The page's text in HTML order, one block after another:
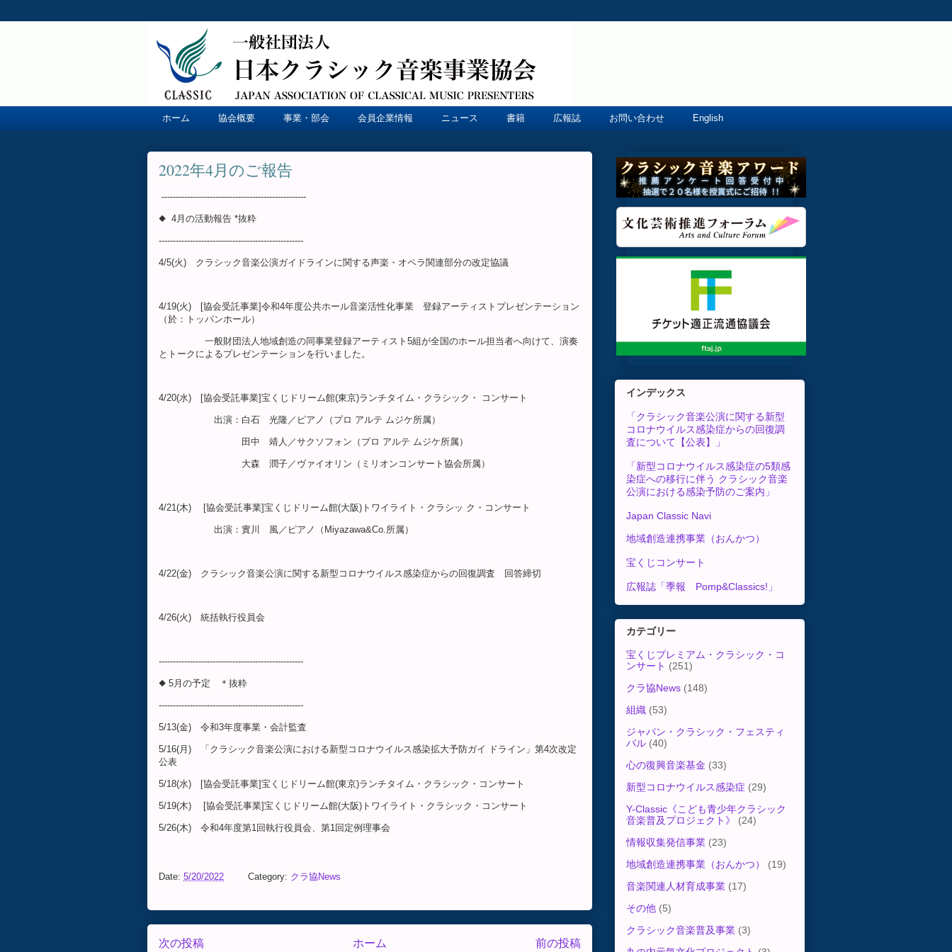
ホーム 協会概要 事業・部会 会員企業情報 ニュース 書籍 広報誌 お問い合わせ English
2022年4月のご報告
---------------------------------------------------
◆ 4月の活動報告 *抜粋
---------------------------------------------------
4/5(火) クラシック音楽公演ガイドラインに関する声楽・オペラ関連部分の改定協議
4/19(火) [協会受託事業]令和4年度公共ホール音楽活性化事業 登録アーティストプレゼンテーション
（於：トッパンホール）
一般財団法人地域創造の同事業登録アーティスト5組が全国のホール担当者へ向けて、演奏
とトークによるプレゼンテーションを行いました。
4/20(水) [協会受託事業]宝くじドリーム館(東京)ランチタイム・クラシック・ コンサート
出演：白石 光隆／ピアノ（プロ アルテ ムジケ所属）
田中 靖人／サクソフォン（プロ アルテ ムジケ所属）
大森 潤子／ヴァイオリン（ミリオンコンサート協会所属）
4/21(木) [協会受託事業]宝くじドリーム館(大阪)トワイライト・クラシッ ク・コンサート
出演：實川 風／ピアノ（Miyazawa&Co.所属）
4/22(金) クラシック音楽公演に関する新型コロナウイルス感染症からの回復調査 回答締切
4/26(火) 統括執行役員会
---------------------------------------------------
◆ 5月の予定 ＊抜粋
---------------------------------------------------
5/13(金) 令和3年度事業・会計監査
5/16(月) 「クラシック音楽公演における新型コロナウイルス感染拡大予防ガイ ドライン」第4次改定
公表
5/18(水) [協会受託事業]宝くじドリーム館(東京)ランチタイム・クラシック・コンサート
5/19(木) [協会受託事業]宝くじドリーム館(大阪)トワイライト・クラシック・コンサート
5/26(木) 令和4年度第1回執行役員会、第1回定例理事会
Date: 5/20/2022 Category: クラ協News
次の投稿 前の投稿
ホーム
インデックス
「クラシック音楽公演に関する新型
コロナウイルス感染症からの回復調
査について【公表】」
「新型コロナウイルス感染症の5類感
染症への移行に伴う クラシック音楽
公演における感染予防のご案内」
Japan Classic Navi
地域創造連携事業（おんかつ）
宝くじコンサート
広報誌「季報 Pomp&Classics!」
カテゴリー
宝くじプレミアム・クラシック・コ
ンサート (251)
クラ協News (148)
組織 (53)
ジャパン・クラシック・フェスティ
バル (40)
心の復興音楽基金 (33)
新型コロナウイルス感染症 (29)
Y-Classic《こども青少年クラシック
音楽普及プロジェクト》
(24)
情報収集発信事業 (23)
地域創造連携事業（おんかつ）
(19)
音楽関連人材育成事業 (17)
その他 (5)
クラシック音楽普及事業 (3)